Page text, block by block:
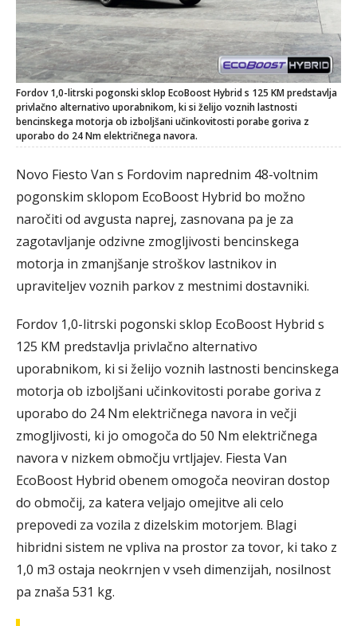
Fordov 1,0-litrski pogonski sklop EcoBoost Hybrid s 125 KM predstavlja
privlačno alternativo uporabnikom, ki si želijo voznih lastnosti
bencinskega motorja ob izboljšani učinkovitosti porabe goriva z
uporabo do 24 Nm električnega navora.
Novo Fiesto Van s Fordovim naprednim 48-voltnim
pogonskim sklopom EcoBoost Hybrid bo možno
naročiti od avgusta naprej, zasnovana pa je za
zagotavljanje odzivne zmogljivosti bencinskega
motorja in zmanjšanje stroškov lastnikov in
upraviteljev voznih parkov z mestnimi dostavniki.
Fordov 1,0-litrski pogonski sklop EcoBoost Hybrid s
125 KM predstavlja privlačno alternativo
uporabnikom, ki si želijo voznih lastnosti bencinskega
motorja ob izboljšani učinkovitosti porabe goriva z
uporabo do 24 Nm električnega navora in večji
zmogljivosti, ki jo omogoča do 50 Nm električnega
navora v nizkem območju vrtljajev. Fiesta Van
EcoBoost Hybrid obenem omogoča neoviran dostop
do območij, za katera veljajo omejitve ali celo
prepovedi za vozila z dizelskim motorjem. Blagi
hibridni sistem ne vpliva na prostor za tovor, ki tako z
1,0 m3 ostaja neokrnjen v vseh dimenzijah, nosilnost
pa znaša 531 kg.